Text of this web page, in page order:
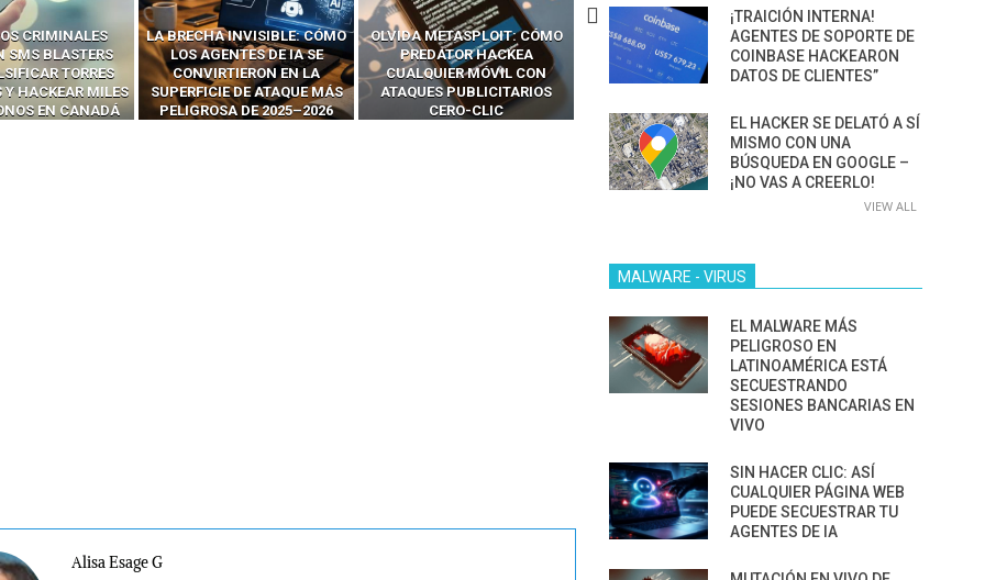
INVISIBLE: CÓMO
DE IA SE
EN LA
DE ATAQUE MÁS
DE 2025–2026
OLVIDA METASPLOIT: CÓMO
PREDATOR HACKEA
CUALQUIER MÓVIL CON
ATAQUES PUBLICITARIOS
CERO-CLIC
CÓMO LOS HACKERS
INTERCEPTAN OTPS Y
LLAMADAS MÓVILES SIN
‘HACKEAR’ — EL INCREÍBLE
PODER DE LOS SIM BOXES”
13 TÉCNICAS
RIDÍCULAMENTE FÁCILES
PARA HACKEAR Y EXPLOTAR
AGÉNTICA
CÓMO LOS HACKERS
MANIPULAN GITHUB
COPILOT DENTRO DE VS
Alisa Esage G
¡TRAICIÓN INTERNA!
AGENTES DE SOPORTE DE
COINBASE HACKEARON
DATOS DE CLIENTES”
EL HACKER SE DELATÓ A SÍ
MISMO CON UNA
BÚSQUEDA EN GOOGLE –
¡NO VAS A CREERLO!
VIEW ALL
MALWARE - VIRUS
EL MALWARE MÁS
PELIGROSO EN
LATINOAMÉRICA ESTÁ
SECUESTRANDO
SESIONES BANCARIAS EN
VIVO
SIN HACER CLIC: ASÍ
CUALQUIER PÁGINA WEB
PUEDE SECUESTRAR TU
AGENTES DE IA